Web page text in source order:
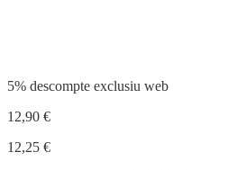
5% descompte exclusiu web
12,90 €
12,25 €